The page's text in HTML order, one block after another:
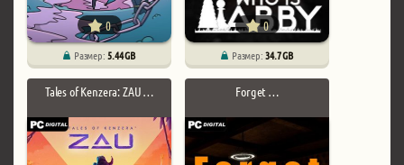
0
Размер:5.44 GB
0
Размер:34.7 GB
Tales of Kenzera: ZAU … Forget …